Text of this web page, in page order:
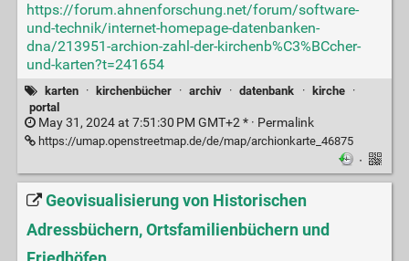
https://forum.ahnenforschung.net/forum/software-
und-technik/internet-homepage-datenbanken-
dna/213951-archion-zahl-der-kirchenb%C3%BCcher-
und-karten?t=241654
karten · kirchenbücher · archiv · datenbank · kirche
·
portal
May 31, 2024 at 7:51:30 PM GMT+2 * · Permalink
https://umap.openstreetmap.de/de/map/archionkarte_46875
·
Geovisualisierung von Historischen
Adressbüchern, Ortsfamilienbüchern und